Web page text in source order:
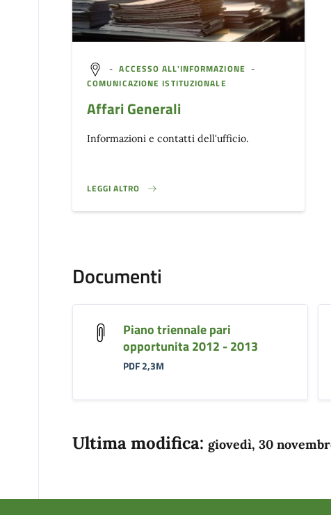
- ACCESSO ALL'INFORMAZIONE -
COMUNICAZIONE ISTITUZIONALE
Affari Generali
Informazioni e contatti dell'ufficio.
LEGGI ALTRO
}
Documenti
Piano triennale pari
opportunita 2012 - 2013
PDF 2,3M
Ultima modifica: giovedì, 30